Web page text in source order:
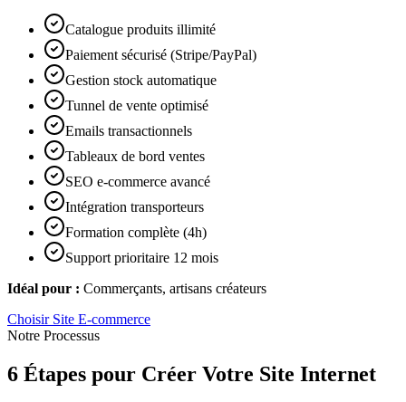
Catalogue produits illimité
Paiement sécurisé (Stripe/PayPal)
Gestion stock automatique
Tunnel de vente optimisé
Emails transactionnels
Tableaux de bord ventes
SEO e-commerce avancé
Intégration transporteurs
Formation complète (4h)
Support prioritaire 12 mois
Idéal pour : Commerçants, artisans créateurs
Choisir Site E-commerce
Notre Processus
6 Étapes pour Créer Votre Site Internet